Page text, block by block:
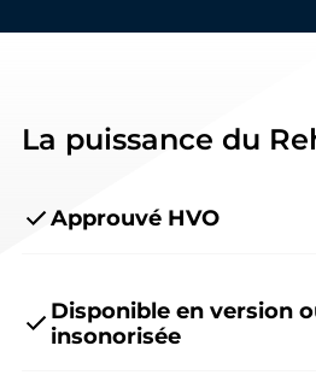
La puissance du
Approuvé HVO
Disponible en version
insonorisée